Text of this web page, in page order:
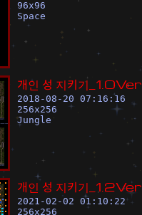
96x96
Space
개인 성 지키기 1 0Ver
2018-08-20 07:16:16
256x256
Jungle
개인 성 지키기 1 2Ver
2021-02-02 01:10:22
256x256